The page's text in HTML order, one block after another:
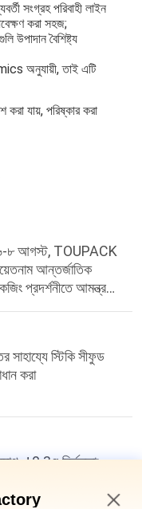
সংগ্রহ পরিবাহী লাইন
করা সহজ;
উপাদান বৈশিষ্ট্য
অনুযায়ী, তাই এটি
করা যায়, পরিষ্কার করা
৬-৮ আগস্ট, TOUPACK
আন্তর্জাতিক
প্রদর্শনীতে আমন্ত্রণ
সাহায্যে স্টিকি সীফুড
করা
±0.3g নির্ভুলতা: